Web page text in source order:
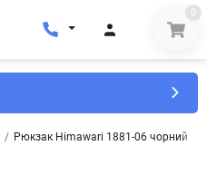
0
/ Рюкзак Himawari 1881-06 чорний